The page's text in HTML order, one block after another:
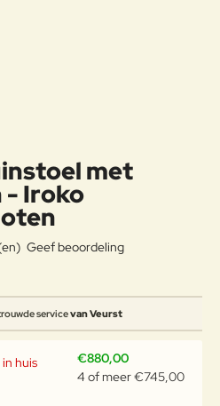
met
- Iroko
servicevan Veurst
Geef beoordeling
€880,00
4 of meer €745,00
huis